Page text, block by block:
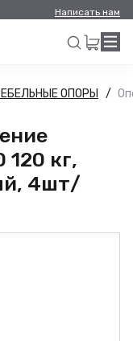
Написать нам
Искать
ОПОРЫ
120 кг,
4шт/